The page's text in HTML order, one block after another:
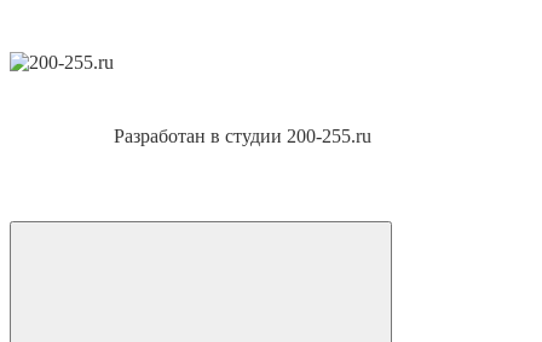
Разработан в студии 200-255.ru